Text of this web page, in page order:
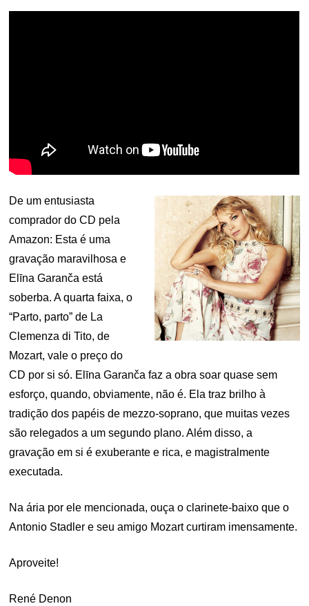
De um entusiasta
comprador do CD pela
Amazon: Esta é uma
gravação maravilhosa e
Elīna Garanča está
soberba. A quarta faixa, o
“Parto, parto” de La
Clemenza di Tito, de
Mozart, vale o preço do
CD por si só. Elīna Garanča faz a obra soar quase sem
esforço, quando, obviamente, não é. Ela traz brilho à
tradição dos papéis de mezzo-soprano, que muitas vezes
são relegados a um segundo plano. Além disso, a
gravação em si é exuberante e rica, e magistralmente
executada.
Na ária por ele mencionada, ouça o clarinete-baixo que o
Antonio Stadler e seu amigo Mozart curtiram imensamente.
Aproveite!
René Denon